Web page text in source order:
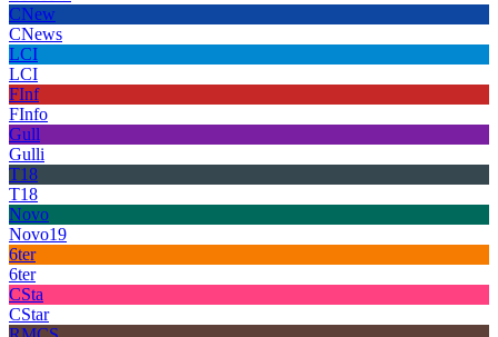
CNew
CNews
LCI
LCI
FInf
FInfo
Gull
Gulli
T18
T18
Novo
Novo19
6ter
6ter
CSta
CStar